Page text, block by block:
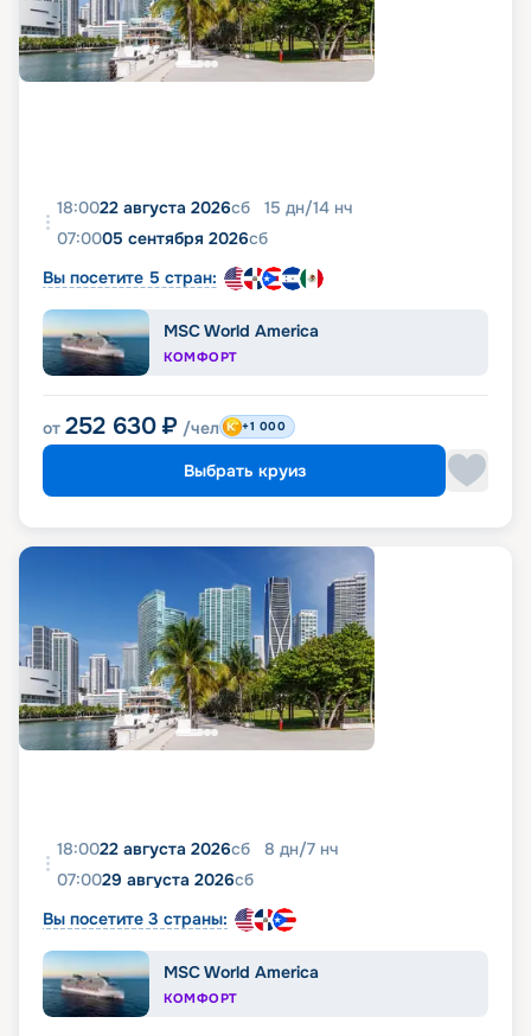
фото, реальные отзывы пассажиров, подробные
характеристики кают и палуб. Вся эта
информация доступна на этой же странице.
18:0022 августа 2026сб 15 дн/14 нч
07:0005 сентября 2026сб
Вы посетите 5 стран:
MSC World America
КОМФОРТ
от 252 630 ₽ /чел +1 000
Выбрать круиз
18:0022 августа 2026сб 8 дн/7 нч
07:0029 августа 2026сб
Вы посетите 3 страны:
MSC World America
КОМФОРТ